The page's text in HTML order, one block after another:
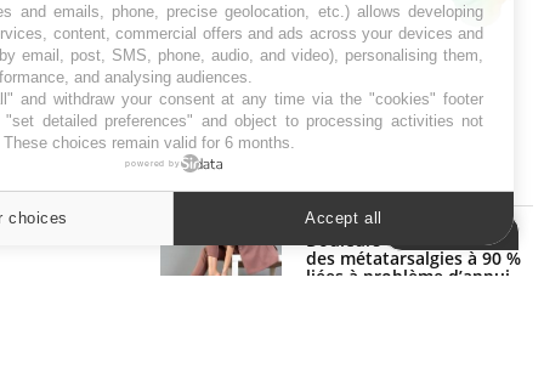
SYMPTÔMES
Douleurs de l’avant-pied :
des métatarsalgies à 90 %
liées à problème d’appui
and emails, phone, precise geolocation, etc.) allows developing
content, commercial offers and ads across your devices and
email, post, SMS, phone, audio, and video), personalising them,
and analysing audiences.
and withdraw your consent at any time via the "cookies" footer
detailed preferences" and object to processing activities not
choices remain valid for 6 months.
powered by
choices Accept all